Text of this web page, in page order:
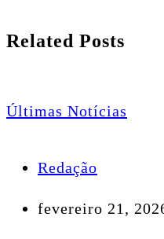
Related Posts
Últimas Notícias
Redação
fevereiro 21,